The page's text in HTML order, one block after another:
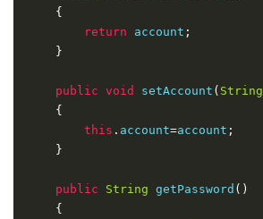
{
return account ;
}
public void setAccount ( String
{
this . account=account ;
}
public String getPassword ()
{